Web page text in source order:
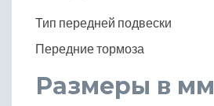
Тип передней подвески
Передние тормоза
Размеры в мм